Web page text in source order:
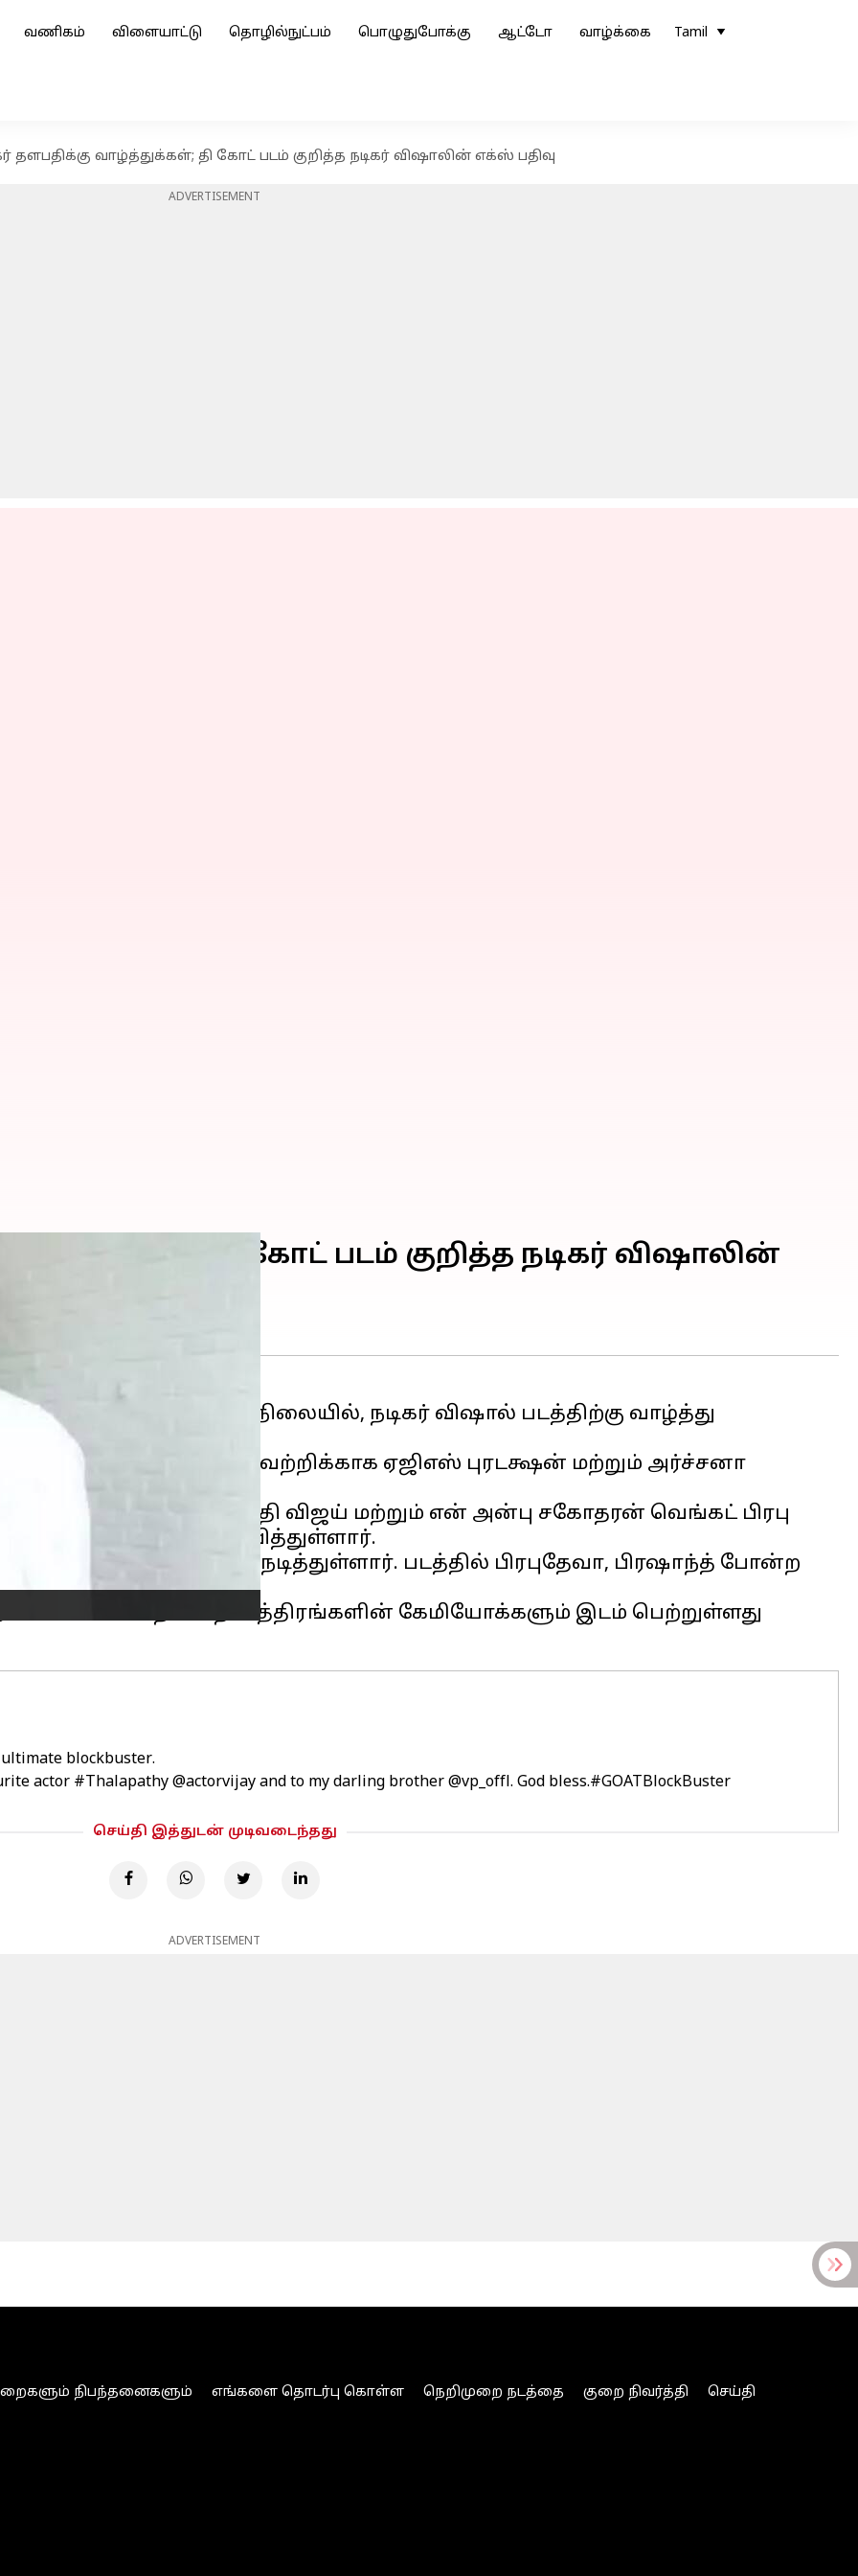
வணிகம் விளையாட்டு தொழில்நுட்பம் பொழுதுபோக்கு ஆட்டோ வாழ்க்கை Tamil
தளபதிக்கு வாழ்த்துக்கள்; தி கோட் படம் குறித்த நடிகர் விஷாலின் எக்ஸ் பதிவு
ADVERTISEMENT
தி கோட் படம் குறித்த நடிகர் விஷாலின்
பெற்று வரும் நிலையில், நடிகர் விஷால் படத்திற்கு வாழ்த்து
பதிவில், "பிளாக்பஸ்டர் வெற்றிக்காக ஏஜிஎஸ் புரடக்ஷன் மற்றும் அர்ச்சனா
அபிமான நடிகர் தளபதி விஜய் மற்றும் என் அன்பு சகோதரன் வெங்கட் பிரபு
எனத் தெரிவித்துள்ளார்.
என இரட்டை வேடத்தில் நடித்துள்ளார். படத்தில் பிரபுதேவா, பிரஷாந்த் போன்ற
போன்ற பல நட்சத்திரங்களின் கேமியோக்களும் இடம் பெற்றுள்ளது
blockbuster.
actor #Thalapathy @actorvijay and to my darling brother @vp_offl. God bless.#GOATBlockBuster
செய்தி இத்துடன் முடிவடைந்தது
ADVERTISEMENT
நிபந்தனைகளும் எங்களை தொடர்பு கொள்ள நெறிமுறை நடத்தை குறை நிவர்த்தி
செய்தி